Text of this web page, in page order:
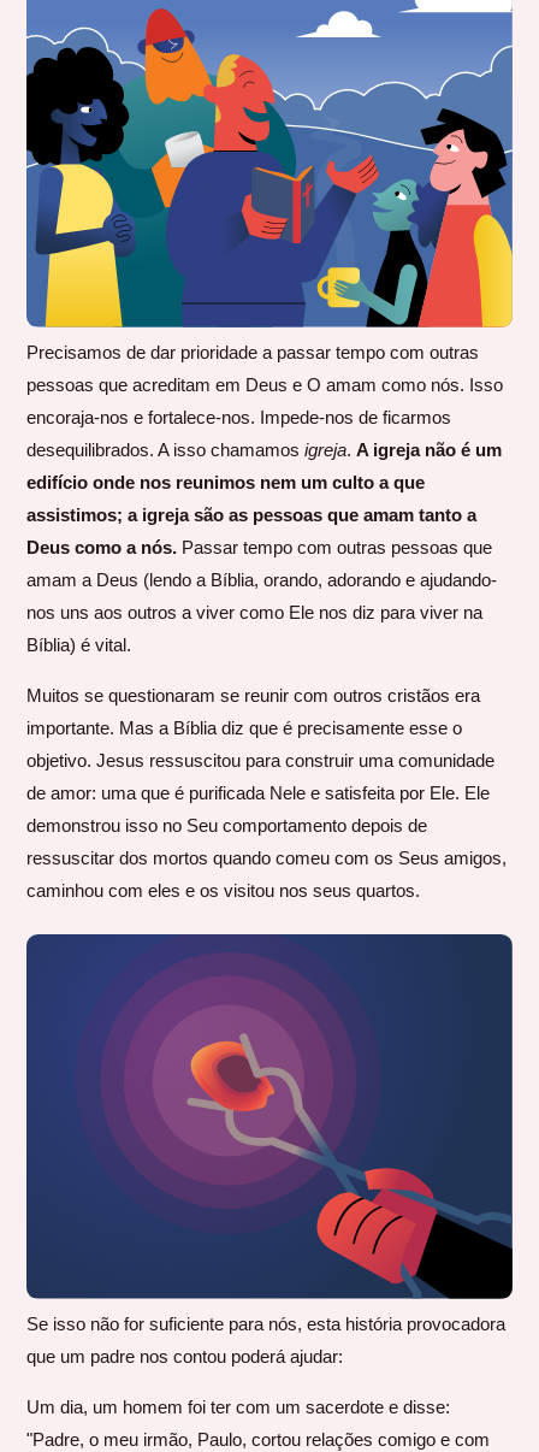
Precisamos de dar prioridade a passar tempo com outras
pessoas que acreditam em Deus e O amam como nós. Isso
encoraja-nos e fortalece-nos. Impede-nos de ficarmos
desequilibrados. A isso chamamosigreja.A igreja não é um
edifício onde nos reunimos nem um culto a que
assistimos; a igreja são as pessoas que amam tanto a
Deus como a nós. Passar tempo com outras pessoas que
amam a Deus (lendo a Bíblia, orando, adorando e ajudando-
nos uns aos outros a viver como Ele nos diz para viver na
Bíblia) é vital.
Muitos se questionaram se reunir com outros cristãos era
importante. Mas a Bíblia diz que é precisamente esse o
objetivo. Jesus ressuscitou para construir uma comunidade
de amor: uma que é purificada Nele e satisfeita por Ele. Ele
demonstrou isso no Seu comportamento depois de
ressuscitar dos mortos quando comeu com os Seus amigos,
caminhou com eles e os visitou nos seus quartos.
Se isso não for suficiente para nós, esta história provocadora
que um padre nos contou poderá ajudar:
Um dia, um homem foi ter com um sacerdote e disse:
"Padre, o meu irmão, Paulo, cortou relações comigo e com